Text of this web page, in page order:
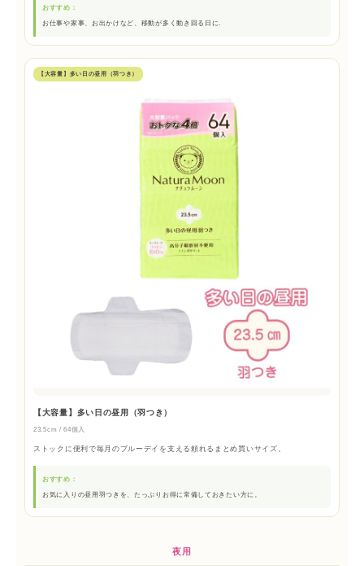
おすすめ：
お仕事や家事、お出かけなど、移動が多く動き回る日に.
【大容量】多い日の昼用（羽つき）
【大容量】多い日の昼用（羽つき）
23.5cm / 64個入
ストックに便利で毎月のブルーデイを支える頼れるまとめ買いサイズ。
おすすめ：
お気に入りの昼用羽つきを、たっぷりお得に常備しておきたい方に。
夜用